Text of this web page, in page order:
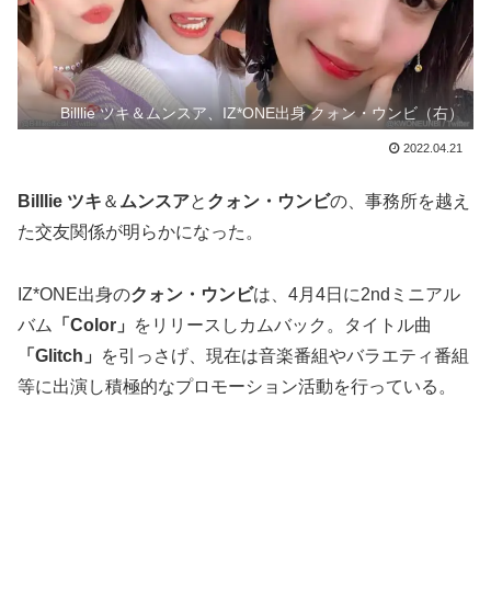
Billlie ツキ＆ムンスア、IZ*ONE出身 クォン・ウンビ（右）
2022.04.21
Billlie ツキ ＆ ムンスアと クォン・ウンビの、事務所を越え
た交友関係が明らかになった。
IZ*ONE出身のクォン・ウンビは、4月4日に2ndミニアル
バム
「Color」
をリリースしカムバック。タイトル曲
「Glitch」
を引っさげ、現在は音楽番組やバラエティ番組
等に出演し積極的なプロモーション活動を行っている。